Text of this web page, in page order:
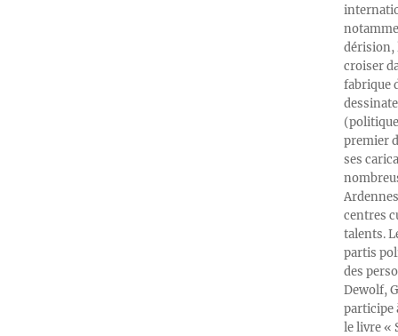
dérision,
croiser
fabrique
premier
ses
centres
talents.
partis
des
Dewolf,
participe
le livre «